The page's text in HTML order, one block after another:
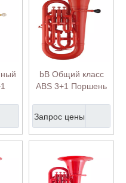
bB Общий класс
ABS 3+1 Поршень
Запрос цены